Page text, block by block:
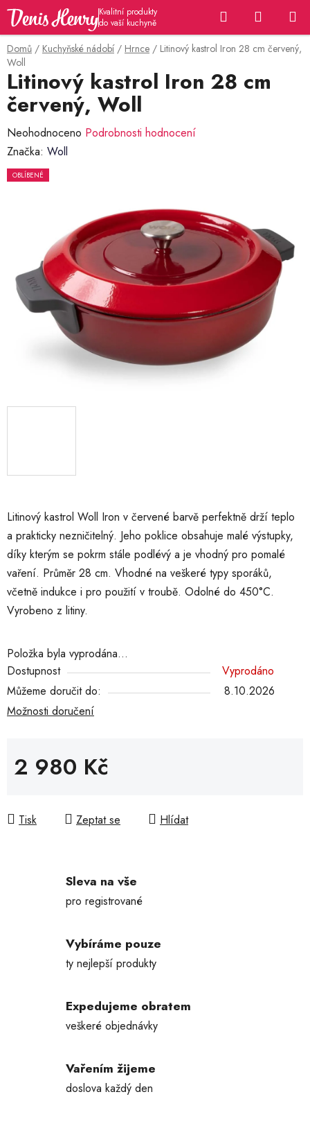
Přejít
obsah
Hledat
KOŠÍK
Domů / Kuchyňské nádobí / Hrnce / Litinový kastrol Iron 28 cm červený,
Woll
Litinový kastrol Woll Iron v červené barvě perfektně drží teplo
a prakticky nezničitelný. Jeho poklice obsahuje malé výstupky,
díky kterým se pokrm stále podlévý a je vhodný pro pomalé
vaření. Průměr 28 cm. Vhodné na veškeré typy sporáků,
včetně indukce i pro použití v troubě. Odolné do 450°C.
Vyrobeno z litiny.
Položka byla vyprodána…
Dostupnost
Vyprodáno
Můžeme doručit do:
8.10.2026
Možnosti doručení
2 980 Kč
Tisk
Zeptat se Hlídat
Litinový kastrol Iron 28 cm
červený, Woll
Průměrné
hodnocení
produktu
hvězdiček.
Neohodnoceno Podrobnosti hodnocení
Značka: Woll
OBLÍBENÉ
Sleva na vše
pro registrované
Vybíráme pouze
ty nejlepší produkty
Expedujeme obratem
veškeré objednávky
Vařením žijeme
doslova každý den